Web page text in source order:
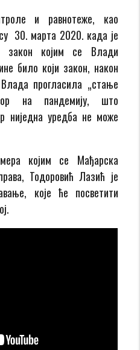
и равнотеже, као
30. марта 2020. када је
закон којим се Влади
било који закон, након
прогласила „стање
на пандемију, што
ниједна уредба не може
којим се Мађарска
Тодоровић Лазић је
које ће посветити